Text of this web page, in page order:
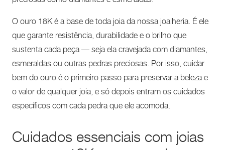
O ouro 18K é a base de toda joia da nossa joalheria. É ele
que garante resistência, durabilidade e o brilho que
sustenta cada peça — seja ela cravejada com diamantes,
esmeraldas ou outras pedras preciosas. Por isso, cuidar
bem do ouro é o primeiro passo para preservar a beleza e
o valor de qualquer joia, e só depois entram os cuidados
específicos com cada pedra que ele acomoda.
Cuidados essenciais com joias